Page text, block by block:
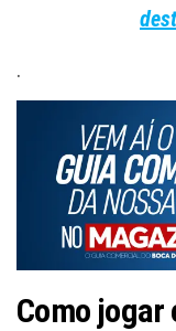
.
Como jogar